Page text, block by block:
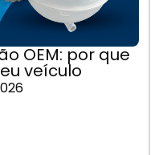
OEM: por que
veículo